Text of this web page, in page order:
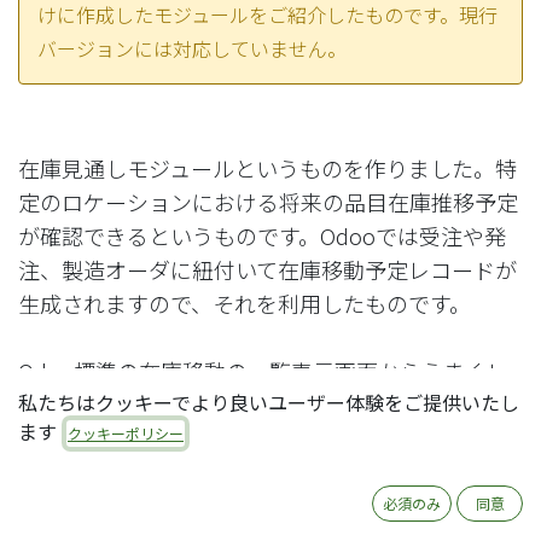
けに作成したモジュールをご紹介したものです。現行
バージョンには対応していません。
在庫見通しモジュールというものを作りました。特
定のロケーションにおける将来の品目在庫推移予定
が確認できるというものです。Odooでは受注や発
注、製造オーダに紐付いて在庫移動予定レコードが
生成されますので、それを利用したものです。
Odoo標準の在庫移動の一覧表示画面からうまくレ
コードをフィルタすれば将来の移動予定を洗い出す
ことはできるのですが、在庫状況は表示されないた
という問題があります。複数のお客様からのご要望
私たちはクッキーでより良いユーザー体験をご提供いたし
ます
クッキーポリシー
必須のみ 同意